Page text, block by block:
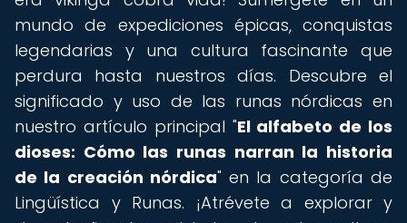
mundo de expediciones épicas, conquistas
legendarias y una cultura fascinante que
perdura hasta nuestros días. Descubre el
significado y uso de las runas nórdicas en
nuestro artículo principal "El alfabeto de los
dioses: Cómo las runas narran la historia
de la creación nórdica" en la categoría de
Lingüística y Runas. ¡Atrévete a explorar y